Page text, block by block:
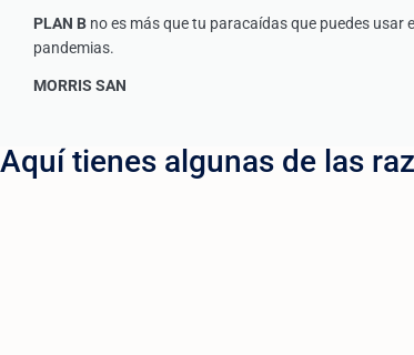
PLAN B no es más que tu paracaídas que puedes
pandemias.
MORRIS SAN
Aquí tienes algunas de las